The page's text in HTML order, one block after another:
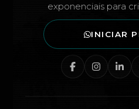
exponenciais para
INICIAR